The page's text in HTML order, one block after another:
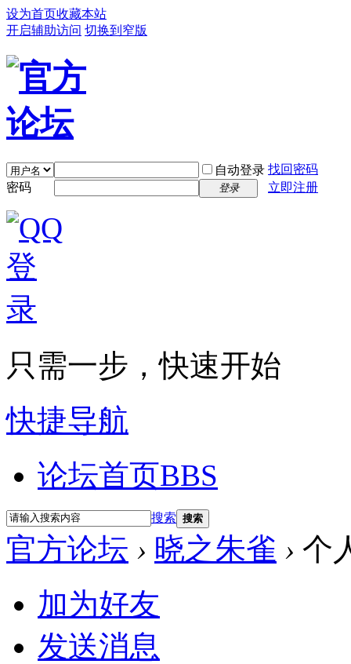
设为首页收藏本站
开启辅助访问 切换到窄版
自动登录 找回密码
密码
登录 立即注册
只需一步，快速开始
快捷导航
论坛首页BBS
搜索 搜索
官方论坛 › 晓之朱雀 › 个
加为好友
发送消息